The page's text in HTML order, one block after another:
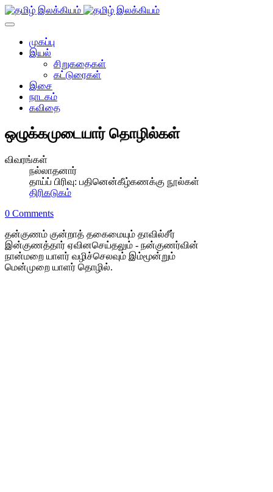
முகப்பு
இயல்
சிறுகதைகள்
கட்டுரைகள்
இசை
நாடகம்
கவிதை
ஒழுக்கமுடையார் தொழில்கள்
விவரங்கள்
நல்லாதனார்
தாய்ப் பிரிவு: பதினென்கீழ்கணக்கு நூல்கள்
திரிகடுகம்
0 Comments
தன்குணம் குன்றாத் தகைமையும் தாவில்சீர்
இன்குணத்தார் ஏவினசெய்தலும் - நன்குணர்வின்
நான்மறை யாளர் வழிச்செலவும் இம்மூன்றும்
மென்முறை யாளர் தொழில்.